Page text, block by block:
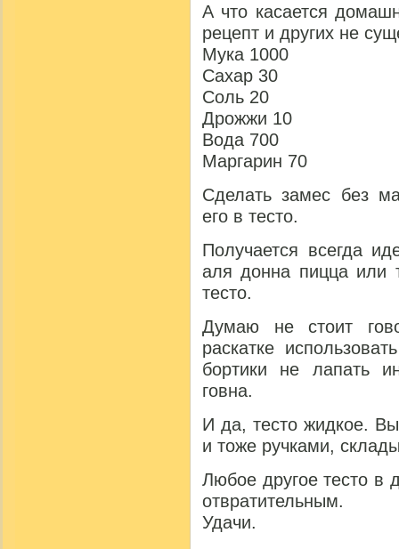
А что касается
рецепт и других не
Мука 1000
Сахар 30
Соль 20
Дрожжи 10
Вода 700
Маргарин 70
Сделать замес без
его в тесто.
Получается всегда
аля донна пицца или
тесто.
Думаю не стоит
раскатке
бортики не лапать
говна.
И да, тесто жидкое.
и тоже ручками,
Любое другое тесто в
отвратительным.
Удачи.